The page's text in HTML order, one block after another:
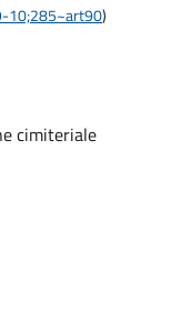
10;285~art90)
cimiteriale